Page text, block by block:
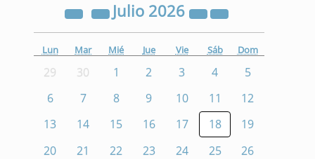
Julio 2026
Lun Mar Mié Jue Vie Sáb Dom
29 30 1 2 3 4
5
6
7 8 9 10 11
12
13
14 15 16 17 18
19
20
21 22 23 24 25
26